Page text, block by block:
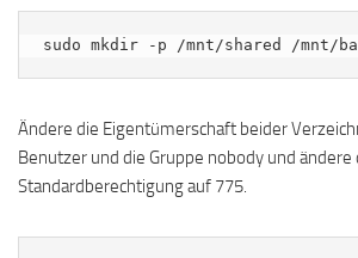
sudo mkdir -p /mnt/shared /mnt/
Ändere die Eigentümerschaft beider
Benutzer und die Gruppe nobody und ändere
Standardberechtigung auf 775.